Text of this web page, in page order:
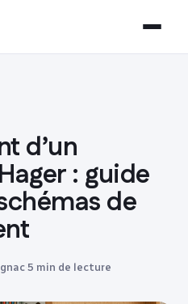
d’un
: guide
de
5 min de lecture